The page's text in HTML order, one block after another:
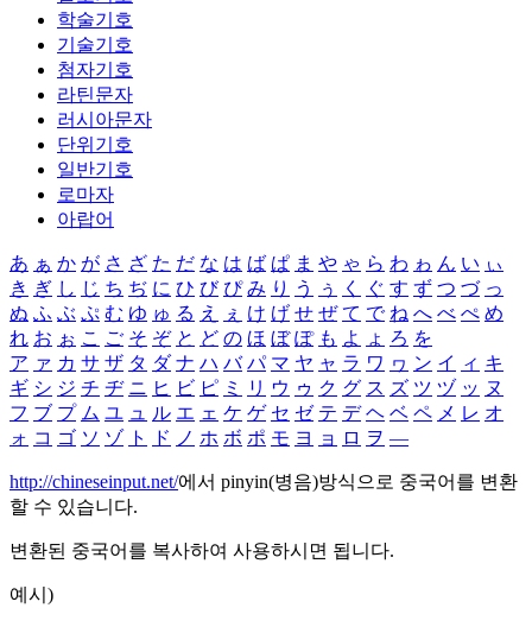
학술기호
기술기호
첨자기호
라틴문자
러시아문자
단위기호
일반기호
로마자
아랍어
あ ぁ か が さ ざ た だ な は ば ぱ ま や ゃ ら わ ゎ ん い ぃ
き ぎ し じ ち ぢ に ひ び ぴ み り う ぅ く ぐ す ず つ づ っ
ぬ ふ ぶ ぷ む ゆ ゅ る え ぇ け げ せ ぜ て で ね へ べ ぺ め
れ お ぉ こ ご そ ぞ と ど の ほ ぼ ぽ も よ ょ ろ を
ア ァ カ サ ザ タ ダ ナ ハ バ パ マ ヤ ャ ラ ワ ヮ ン イ ィ キ
ギ シ ジ チ ヂ ニ ヒ ビ ピ ミ リ ウ ゥ ク グ ス ズ ツ ヅ ッ ヌ
フ ブ プ ム ユ ュ ル エ ェ ケ ゲ セ ゼ テ デ ヘ ベ ペ メ レ オ
ォ コ ゴ ソ ゾ ト ド ノ ホ ボ ポ モ ヨ ョ ロ ヲ ―
http://chineseinput.net/에서 pinyin(병음)방식으로 중국어를 변환
할 수 있습니다.
변환된 중국어를 복사하여 사용하시면 됩니다.
예시)